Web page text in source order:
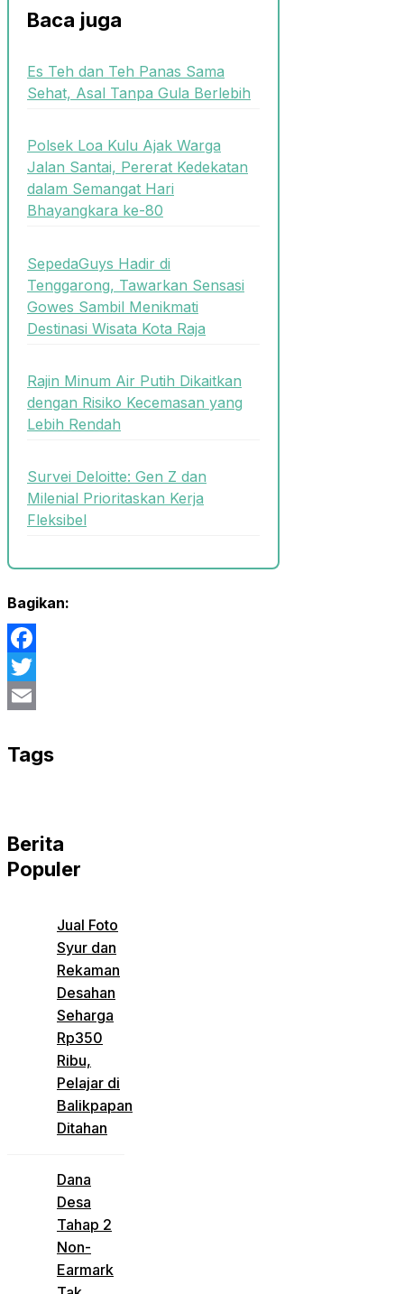
Baca juga
Es Teh dan Teh Panas Sama
Sehat, Asal Tanpa Gula Berlebih
Polsek Loa Kulu Ajak Warga
Jalan Santai, Pererat Kedekatan
dalam Semangat Hari
Bhayangkara ke-80
SepedaGuys Hadir di
Tenggarong, Tawarkan Sensasi
Gowes Sambil Menikmati
Destinasi Wisata Kota Raja
Rajin Minum Air Putih Dikaitkan
dengan Risiko Kecemasan yang
Lebih Rendah
Survei Deloitte: Gen Z dan
Milenial Prioritaskan Kerja
Fleksibel
Bagikan:
Facebook
Twitter
Tags
Berita
Populer
Jual Foto
Syur dan
Rekaman
Desahan
Seharga
Rp350
Ribu,
Pelajar di
Balikpapan
Ditahan
Dana
Desa
Tahap 2
Non-
Earmark